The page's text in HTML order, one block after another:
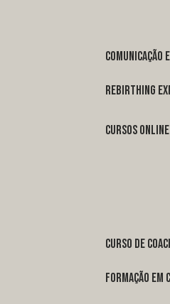
REBIRTHING
Cursos Online
curso de
formação